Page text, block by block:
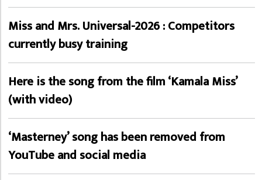
Miss and Mrs. Universal-2026 : Competitors
currently busy training
Here is the song from the film ‘Kamala Miss’
(with video)
‘Masterney’ song has been removed from
YouTube and social media